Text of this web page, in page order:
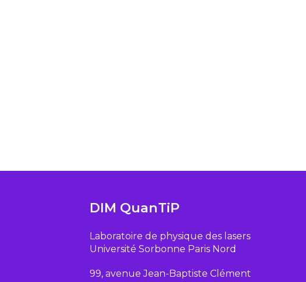
DIM QuanTiP
Laboratoire de physique des lasers
Université Sorbonne Paris Nord
99, avenue Jean-Baptiste Clément